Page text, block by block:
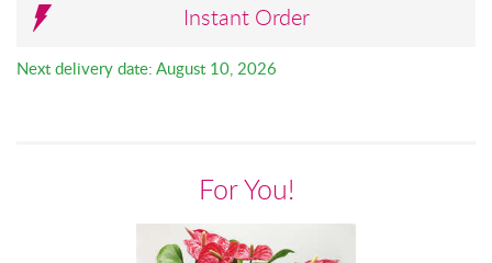
Instant Order
Next delivery date: August 10, 2026
For You!